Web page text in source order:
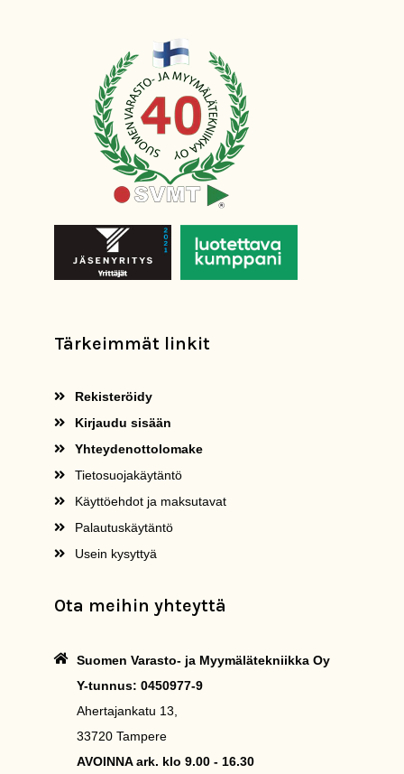
Tärkeimmät linkit
Rekisteröidy
Kirjaudu sisään
Yhteydenottolomake
Tietosuojakäytäntö
Käyttöehdot ja maksutavat
Palautuskäytäntö
Usein kysyttyä
Ota meihin yhteyttä
Suomen Varasto- ja Myymälätekniikka Oy
Y-tunnus: 0450977-9
Ahertajankatu 13,
33720 Tampere
AVOINNA ark. klo 9.00 - 16.30